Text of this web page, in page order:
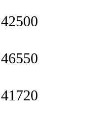
42500
46550
41720